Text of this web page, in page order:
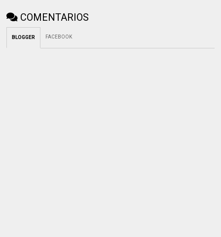
COMENTARIOS
BLOGGER FACEBOOK